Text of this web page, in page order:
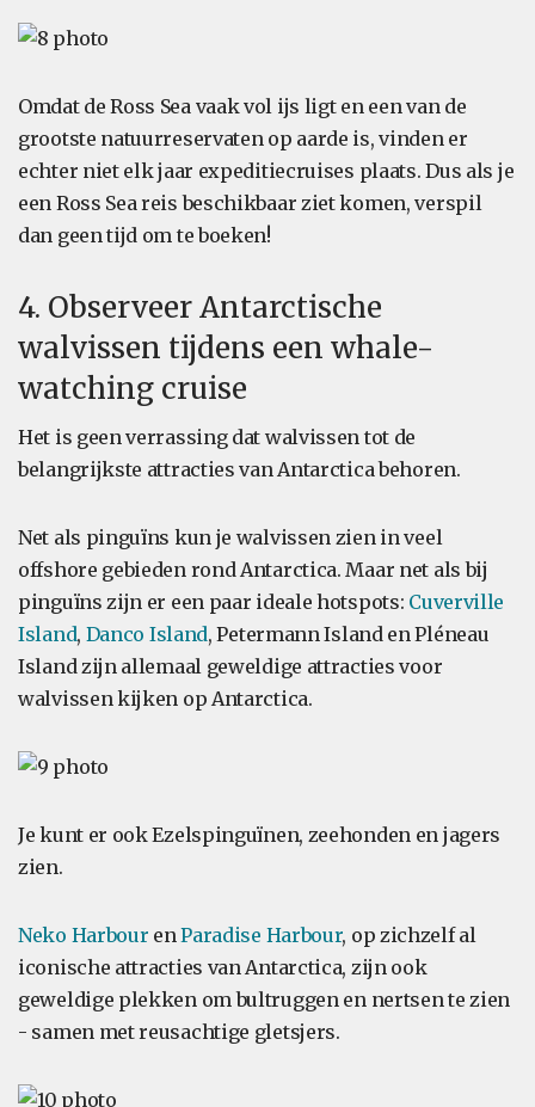
Omdat de Ross Sea vaak vol ijs ligt en een van de
grootste natuurreservaten op aarde is, vinden er
echter niet elk jaar expeditiecruises plaats. Dus als je
een Ross Sea reis beschikbaar ziet komen, verspil
dan geen tijd om te boeken!
4. Observeer Antarctische
walvissen tijdens een whale-
watching cruise
Het is geen verrassing dat walvissen tot de
belangrijkste attracties van Antarctica behoren.
Net als pinguïns kun je walvissen zien in veel
offshore gebieden rond Antarctica. Maar net als bij
pinguïns zijn er een paar ideale hotspots: Cuverville
Island, Danco Island, Petermann Island en Pléneau
Island zijn allemaal geweldige attracties voor
walvissen kijken op Antarctica.
Je kunt er ook Ezelspinguïnen, zeehonden en jagers
zien.
Neko Harbour enParadise Harbour, op zichzelf al
iconische attracties van Antarctica, zijn ook
geweldige plekken om bultruggen en nertsen te zien
- samen met reusachtige gletsjers.